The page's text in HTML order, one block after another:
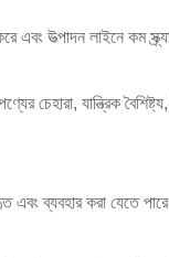
এবং উত্পাদন লাইনে কম
চেহারা, যান্ত্রিক
ব্যবহার করা যেতে